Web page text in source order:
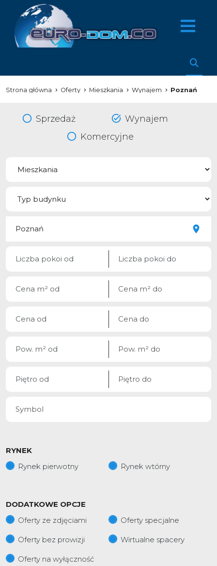
Strona główna Oferty Mieszkania Wynajem Poznań
Sprzedaż
Wynajem
Komercyjne
RYNEK
Rynek pierwotny
Rynek wtórny
DODATKOWE OPCJE
Oferty ze zdjęciami
Oferty specjalne
Oferty bez prowizji Wirtualne spacery
Oferty na wyłączność